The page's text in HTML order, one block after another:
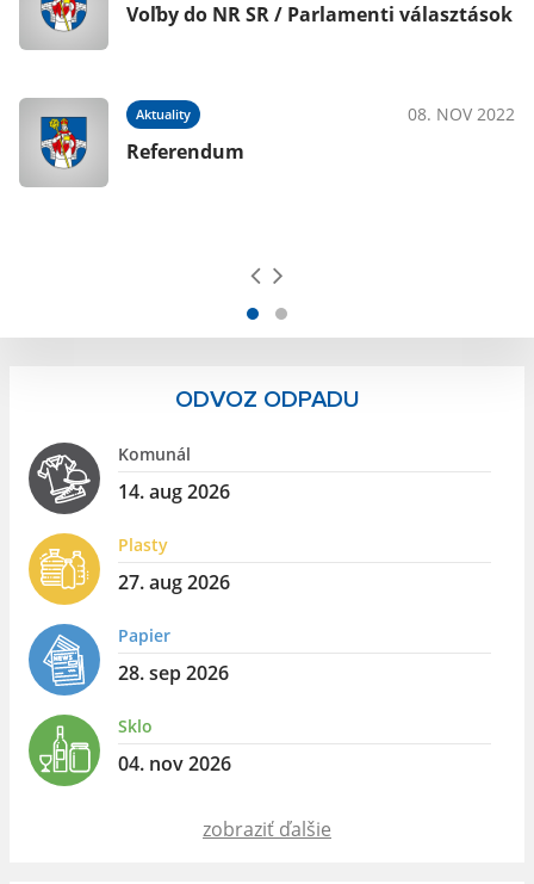
Voľby do NR SR / Parlamenti választások
Aktuality 08. NOV 2022
Referendum
ODVOZ ODPADU
Komunál
14. aug 2026
Plasty
27. aug 2026
Papier
28. sep 2026
Sklo
04. nov 2026
zobraziť ďalšie